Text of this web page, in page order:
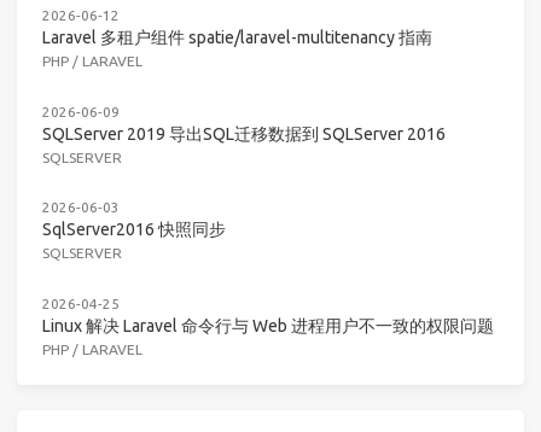
2026-06-12
Laravel 多租户组件 spatie/laravel-multitenancy 指南
PHP / LARAVEL
2026-06-09
SQLServer 2019 导出SQL迁移数据到 SQLServer 2016
SQLSERVER
2026-06-03
SqlServer2016 快照同步
SQLSERVER
2026-04-25
Linux 解决 Laravel 命令行与 Web 进程用户不一致的权限问题
PHP / LARAVEL